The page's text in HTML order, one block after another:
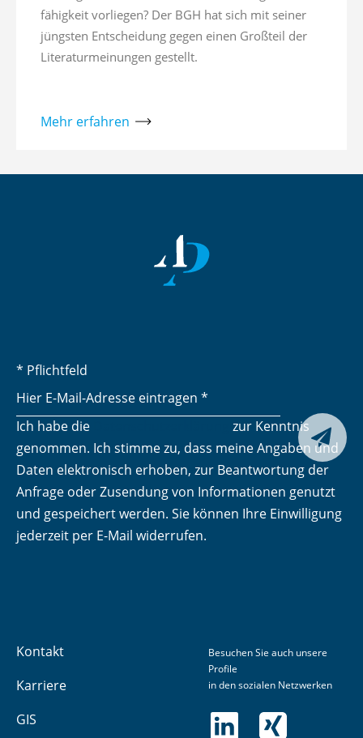
fähigkeit vorliegen? Der BGH hat sich mit seiner
jüngsten Entscheidung gegen einen Großteil der
Literaturmeinungen gestellt.
Mehr erfahren
* Pflichtfeld
Ich habe die
zur Kenntnis
genommen. Ich stimme zu, dass meine Angaben und
Daten elektronisch erhoben, zur Beantwortung der
Anfrage oder Zusendung von Informationen genutzt
und gespeichert werden. Sie können Ihre Einwilligung
jederzeit per E-Mail widerrufen.
Senden

Kontakt
Karriere
GIS
Besuchen Sie auch unsere
Profile
in den sozialen Netzwerken